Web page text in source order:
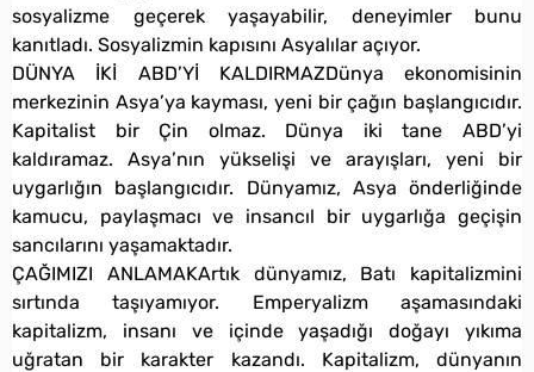
sosyalizme geçerek yaşayabilir, deneyimler bunu
kanıtladı. Sosyalizmin kapısını Asyalılar açıyor.
DÜNYA İKİ ABD’Yİ KALDIRMAZDünya ekonomisinin
merkezinin Asya’ya kayması, yeni bir çağın başlangıcıdır.
Kapitalist bir Çin olmaz. Dünya iki tane ABD’yi
kaldıramaz. Asya’nın yükselişi ve arayışları, yeni bir
uygarlığın başlangıcıdır. Dünyamız, Asya önderliğinde
kamucu, paylaşmacı ve insancıl bir uygarlığa geçişin
sancılarını yaşamaktadır.
ÇAĞIMIZI ANLAMAKArtık dünyamız, Batı kapitalizmini
sırtında taşıyamıyor. Emperyalizm aşamasındaki
kapitalizm, insanı ve içinde yaşadığı doğayı yıkıma
uğratan bir karakter kazandı. Kapitalizm, dünyanın